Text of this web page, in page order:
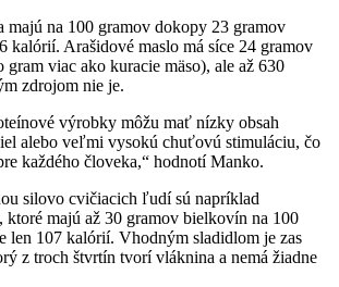
majú na 100 gramov dokopy 23 gramov
kalórií. Arašidové maslo má síce 24 gramov
gram viac ako kuracie mäso), ale až 630
zdrojom nie je.
výrobky môžu mať nízky obsah
alebo veľmi vysokú chuťovú stimuláciu, čo
každého človeka,“ hodnotí Manko.
silovo cvičiacich ľudí sú napríklad
ktoré majú až 30 gramov bielkovín na 100
len 107 kalórií. Vhodným sladidlom je zas
z troch štvrtín tvorí vláknina a nemá žiadne